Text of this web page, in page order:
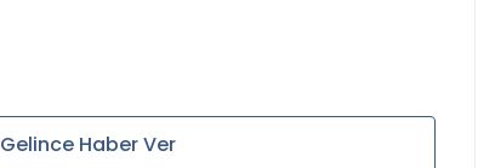
Gelince Haber Ver